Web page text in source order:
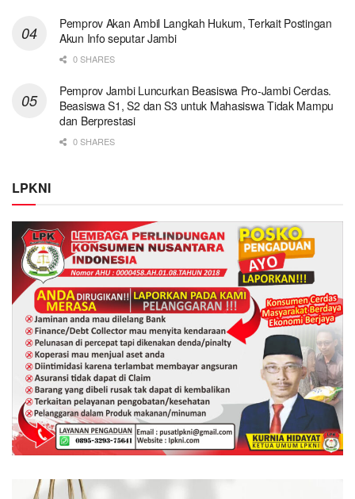
Pemprov Akan Ambil Langkah Hukum, Terkait Postingan
Akun Info seputar Jambi
0 SHARES
Pemprov Jambi Luncurkan Beasiswa Pro-Jambi Cerdas.
Beasiswa S1, S2 dan S3 untuk Mahasiswa Tidak Mampu
dan Berprestasi
0 SHARES
LPKNI